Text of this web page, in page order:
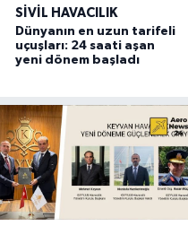
SIVIL HAVACILIK
Dünyanın en uzun tarifeli
uçuşları: 24 saati aşan
yeni dönem başladı